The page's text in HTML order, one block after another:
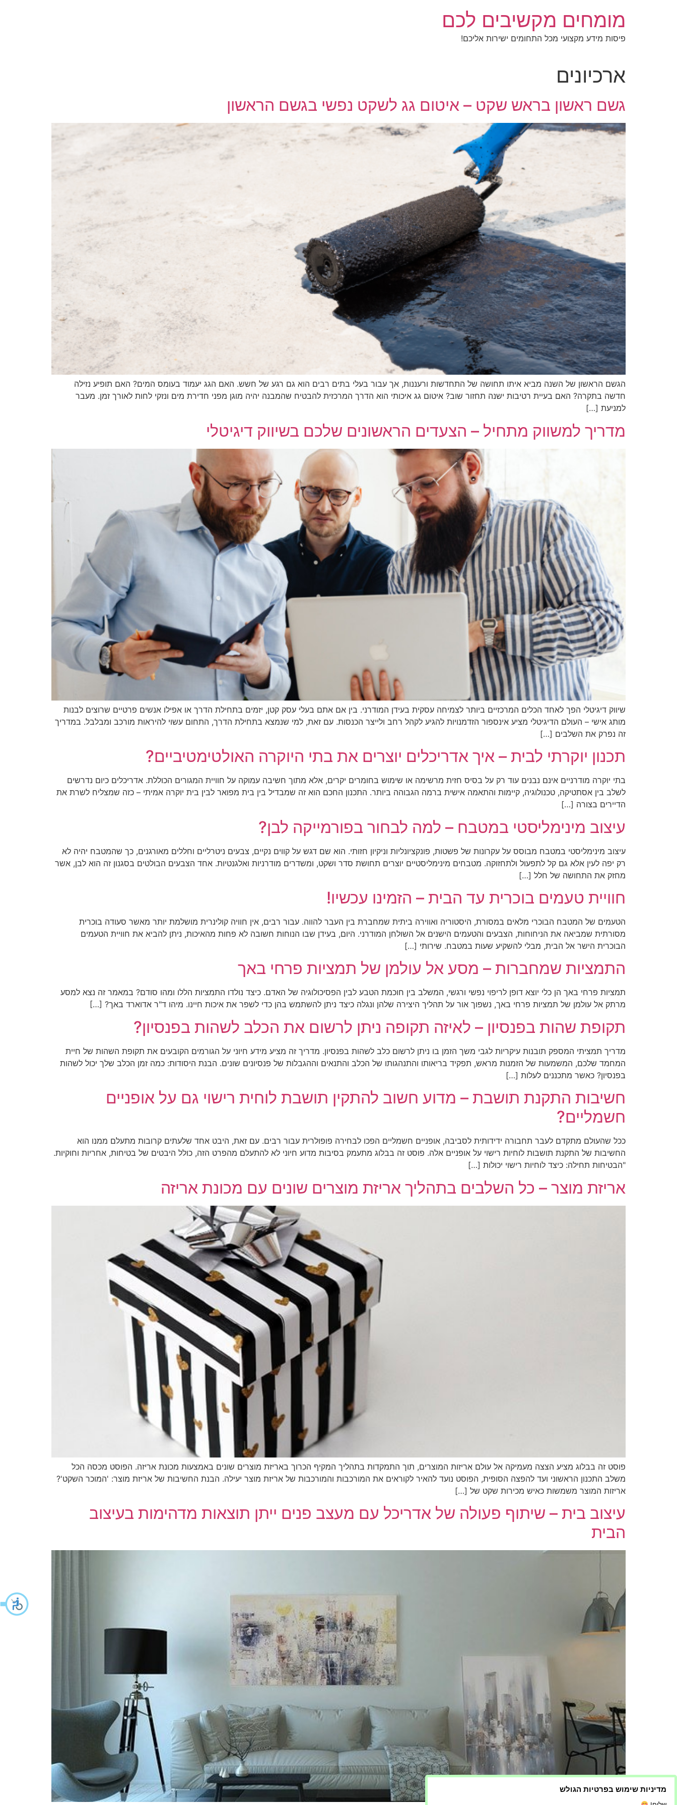
מומחים מקשיבים לכם
פיסות מידע מקצועי מכל התחומים ישירות אליכם!
ארכיונים
גשם ראשון בראש שקט – איטום גג לשקט נפשי בגשם הראשון
הגשם הראשון של השנה מביא איתו תחושה של התחדשות ורעננות, אך עבור בעלי בתים רבים הוא גם רגע של חשש. האם הגג יעמוד בעומס המים? האם תופיע נזילה
חדשה בתקרה? האם בעיית רטיבות ישנה תחזור שוב? איטום גג איכותי הוא הדרך המרכזית להבטיח שהמבנה יהיה מוגן מפני חדירת מים ונזקי לחות לאורך זמן. מעבר
למניעת […]
מדריך למשווק מתחיל – הצעדים הראשונים שלכם בשיווק דיגיטלי
שיווק דיגיטלי הפך לאחד הכלים המרכזיים ביותר לצמיחה עסקית בעידן המודרני. בין אם אתם בעלי עסק קטן, יזמים בתחילת הדרך או אפילו אנשים פרטיים שרוצים לבנות
מותג אישי – העולם הדיגיטלי מציע אינספור הזדמנויות להגיע לקהל רחב ולייצר הכנסות. עם זאת, למי שנמצא בתחילת הדרך, התחום עשוי להיראות מורכב ומבלבל. במדריך
זה נפרק את השלבים […]
תכנון יוקרתי לבית – איך אדריכלים יוצרים את בתי היוקרה האולטימטיביים?
בתי יוקרה מודרניים אינם נבנים עוד רק על בסיס חזית מרשימה או שימוש בחומרים יקרים, אלא מתוך חשיבה עמוקה על חוויית המגורים הכוללת. אדריכלים כיום נדרשים
לשלב בין אסתטיקה, טכנולוגיה, קיימות והתאמה אישית ברמה הגבוהה ביותר. התכנון החכם הוא זה שמבדיל בין בית מפואר לבין בית יוקרה אמיתי – כזה שמצליח לשרת את
הדיירים בצורה […]
עיצוב מינימליסטי במטבח – למה לבחור בפורמייקה לבן?
עיצוב מינימליסטי במטבח מבוסס על עקרונות של פשטות, פונקציונליות וניקיון חזותי. הוא שם דגש על קווים נקיים, צבעים ניטרליים וחללים מאורגנים, כך שהמטבח יהיה לא
רק יפה לעין אלא גם קל לתפעול ולתחזוקה. מטבחים מינימליסטיים יוצרים תחושת סדר ושקט, ומשדרים מודרניות ואלגנטיות. אחד הצבעים הבולטים בסגנון זה הוא לבן, אשר
מחזק את התחושה של חלל […]
חוויית טעמים בוכרית עד הבית – הזמינו עכשיו!
הטעמים של המטבח הבוכרי מלאים במסורת, היסטוריה ואווירה ביתית שמחברת בין העבר להווה. עבור רבים, אין חוויה קולינרית מושלמת יותר מאשר סעודה בוכרית
מסורתית שמביאה את הניחוחות, הצבעים והטעמים הישנים אל השולחן המודרני. היום, בעידן שבו הנוחות חשובה לא פחות מהאיכות, ניתן להביא את חוויית הטעמים
הבוכרית הישר אל הבית, מבלי להשקיע שעות במטבח. שירותי […]
התמציות שמחברות – מסע אל עולמן של תמציות פרחי באך
תמציות פרחי באך הן כלי יוצא דופן לריפוי נפשי ורגשי, המשלב בין חוכמת הטבע לבין הפסיכולוגיה של האדם. כיצד נולדו התמציות הללו ומהו סודם? במאמר זה נצא למסע
מרתק אל עולמן של תמציות פרחי באך, נשפוך אור על תהליך היצירה שלהן ונגלה כיצד ניתן להשתמש בהן כדי לשפר את איכות חיינו. מיהו ד"ר אדוארד באך? […]
תקופת שהות בפנסיון – לאיזה תקופה ניתן לרשום את הכלב לשהות בפנסיון?
מדריך תמציתי המספק תובנות עיקריות לגבי משך הזמן בו ניתן לרשום כלב לשהות בפנסיון. מדריך זה מציע מידע חיוני על הגורמים הקובעים את תקופת השהות של חיית
המחמד שלכם, המשמעות של הזמנות מראש, תפקיד בריאותו והתנהגותו של הכלב והתנאים וההגבלות של פנסיונים שונים. הבנת היסודות: כמה זמן הכלב שלך יכול לשהות
בפנסיון? כאשר מתכננים לעלות […]
חשיבות התקנת תושבת – מדוע חשוב להתקין תושבת לוחית רישוי גם על אופניים
חשמליים?
ככל שהעולם מתקדם לעבר תחבורה ידידותית לסביבה, אופניים חשמליים הפכו לבחירה פופולרית עבור רבים. עם זאת, היבט אחד שלעתים קרובות מתעלם ממנו הוא
החשיבות של התקנת תושבות לוחיות רישוי על אופניים אלה. פוסט זה בבלוג מתעמק בסיבות מדוע חיוני לא להתעלם מהפרט הזה, כולל היבטים של בטיחות, אחריות וחוקיות.
"הבטיחות תחילה: כיצד לוחיות רישוי יכולות […]
אריזת מוצר – כל השלבים בתהליך אריזת מוצרים שונים עם מכונת אריזה
פוסט זה בבלוג מציע הצצה מעמיקה אל עולם אריזות המוצרים, תוך התמקדות בתהליך המקיף הכרוך באריזת מוצרים שונים באמצעות מכונת אריזה. הפוסט מכסה הכל
משלב התכנון הראשוני ועד להפצה הסופית, הפוסט נועד להאיר לקוראים את המורכבות והמורכבות של אריזת מוצר יעילה. הבנת החשיבות של אריזת מוצר: 'המוכר השקט'?
אריזות המוצר משמשות כאיש מכירות שקט של […]
עיצוב בית – שיתוף פעולה של אדריכל עם מעצב פנים ייתן תוצאות מדהימות בעיצוב
הבית
מדיניות שימוש בפרטיות הגולש